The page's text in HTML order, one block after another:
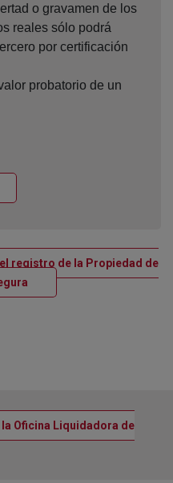
o gravamen de los
reales sólo podrá
por certificación
probatorio de un
registro de la Propiedad de
Ventana nueva
Oficina Liquidadora de